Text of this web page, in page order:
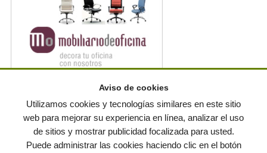
© residuos.com - Todos los derechos reservados Política de privacidad
Condiciones de uso|Contacto |Editores|Mapa web|Preguntas frecuentes|Publica
Aviso de cookies
Utilizamos cookies y tecnologías similares en este sitio
web para mejorar su experiencia en línea, analizar el uso
de sitios y mostrar publicidad focalizada para usted.
Puede administrar las cookies haciendo clic en el botón